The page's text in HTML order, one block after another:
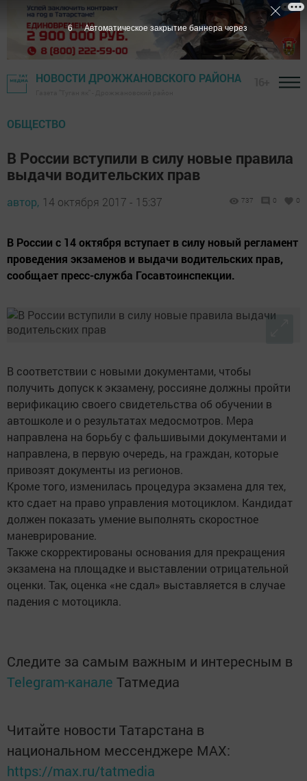
НОВОСТИ ДРОЖЖАНОВСКОГО РАЙОНА
ОБЩЕСТВО
В России вступили в силу новые правила
выдачи водительских прав
автор, 14 октября 2017 - 15:37 737 0 0
В России с 14 октября вступает в силу новый регламент
проведения экзаменов и выдачи водительских прав,
сообщает пресс-служба Госавтоинспекции.
В соответствии с новыми документами, чтобы
получить допуск к экзамену, россияне должны пройти
верификацию своего свидетельства об обучении в
автошколе и о результатах медосмотров. Мера
направлена на борьбу с фальшивыми документами и
направлена, в первую очередь, на граждан, которые
привозят документы из регионов.
Кроме того, изменилась процедура экзамена для тех,
кто сдает на право управления мотоциклом. Кандидат
должен показать умение выполнять скоростное
маневрирование.
Также скорректированы основания для прекращения
экзамена на площадке и выставлении отрицательной
оценки. Так, оценка «не сдал» выставляется в случае
падения с мотоцикла.
Следите за самым важным и интересным в
Telegram-канале Татмедиа
Читайте новости Татарстана в
национальном мессенджере MАХ:
https://max.ru/tatmedia
5 Автоматическое закрытие баннера через